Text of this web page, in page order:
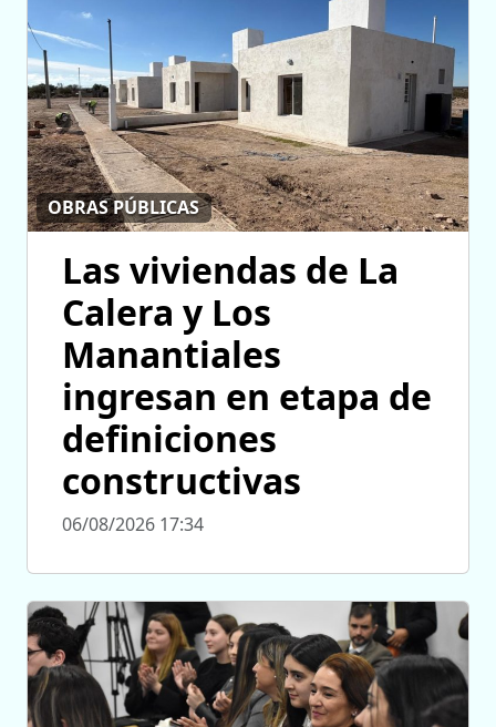
OBRAS PÚBLICAS
Las viviendas de La
Calera y Los
Manantiales
ingresan en etapa de
definiciones
constructivas
06/08/2026 17:34